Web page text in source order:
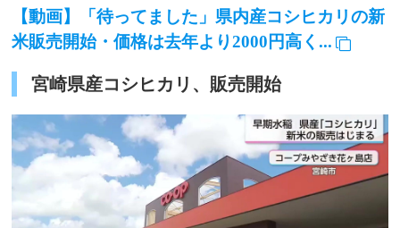
【動画】「待ってました」県内産コシヒカリの新
米販売開始・価格は去年より2000円高く...
宮崎県産コシヒカリ、販売開始